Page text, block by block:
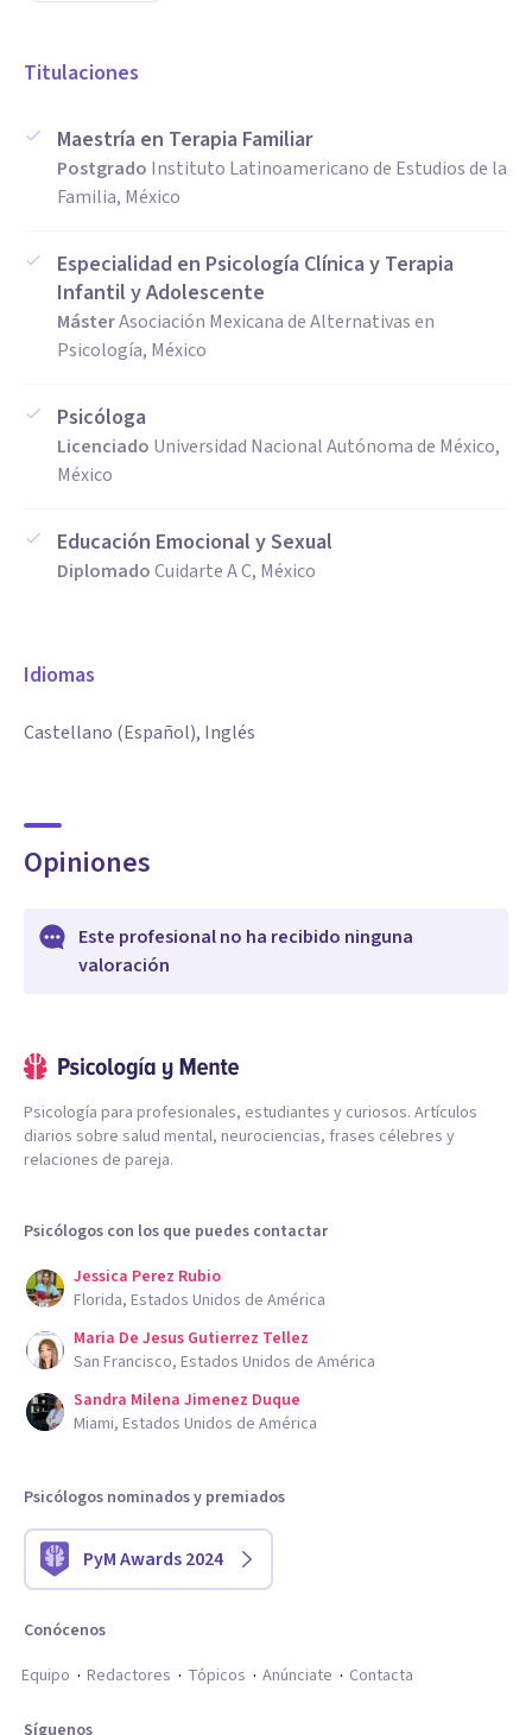
Titulaciones
Maestría en Terapia Familiar
Postgrado Instituto Latinoamericano de Estudios de la
Familia, México
Especialidad en Psicología Clínica y Terapia
Infantil y Adolescente
MásterAsociación Mexicana de Alternativas en
Psicología, México
Psicóloga
Licenciado Universidad Nacional Autónoma de México,
México
Educación Emocional y Sexual
DiplomadoCuidarte A C, México
Idiomas
Castellano (Español), Inglés
Opiniones
Este profesional no ha recibido ninguna
valoración
Psicología para profesionales, estudiantes y curiosos. Artículos
diarios sobre salud mental, neurociencias, frases célebres y
relaciones de pareja.
Psicólogos con los que puedes contactar
Jessica Perez Rubio
Florida, Estados Unidos de América
Maria De Jesus Gutierrez Tellez
San Francisco, Estados Unidos de América
Sandra Milena Jimenez Duque
Miami, Estados Unidos de América
Psicólogos nominados y premiados
PyM Awards 2024
Conócenos
Equipo
Redactores Tópicos Anúnciate Contacta
Síguenos